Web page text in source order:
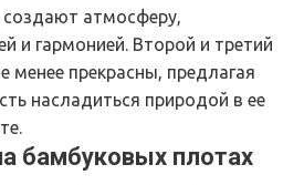
атмосферу,
и гармонией. Второй и третий
менее прекрасны, предлагая
насладиться природой в ее
бамбуковых плотах